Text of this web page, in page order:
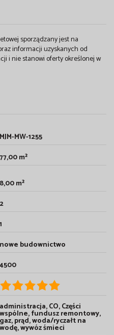
sporządzany jest na
informacji uzyskanych od
i nie stanowi oferty określonej w
MJM-MW-1255
77,00 m²
8,00 m²
2
1
nowe budownictwo
4500
administracja, CO, Części
wspólne, fundusz remontowy,
gaz, prąd, woda/ryczałt na
wodę, wywóz śmieci